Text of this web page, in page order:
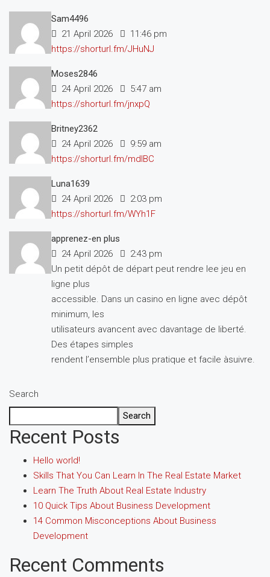
Sam4496
21 April 2026
11:46 pm
https://shorturl.fm/JHuNJ
Moses2846
24 April 2026
5:47 am
https://shorturl.fm/jnxpQ
Britney2362
24 April 2026
9:59 am
https://shorturl.fm/mdlBC
Luna1639
24 April 2026
2:03 pm
https://shorturl.fm/WYh1F
apprenez-en plus
24 April 2026
2:43 pm
Un petit dépôt de départ peut rendre lee jeu en
ligne plus
accessible. Dans un casino en ligne avec dépôt
minimum, les
utilisateurs avancent avec davantage de liberté.
Des étapes simples
rendent l’ensemble plus pratique et facile àsuivre.
Search
Search
Recent Posts
Hello world!
Skills That You Can Learn In The Real Estate Market
Learn The Truth About Real Estate Industry
10 Quick Tips About Business Development
14 Common Misconceptions About Business
Development
Recent Comments